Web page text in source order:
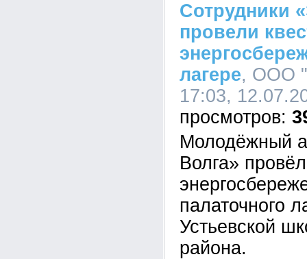
Сотрудники
провели
лагере, ООО
17:03,
Молодёжный
Волга»
палаточного
Устьевской
района.